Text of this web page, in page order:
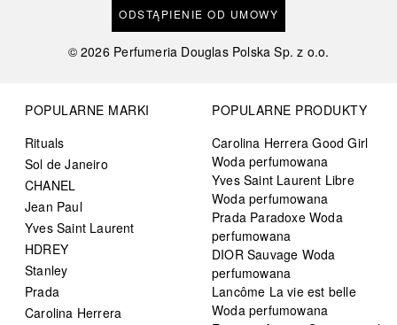
ODSTĄPIENIE OD UMOWY
©2026 Perfumeria Douglas Polska Sp. z o.o.
POPULARNE MARKI
Rituals
Sol de Janeiro
CHANEL
Jean Paul
Yves Saint Laurent
HDREY
Stanley
Prada
Carolina Herrera
POPULARNE PRODUKTY
Carolina Herrera Good Girl
Woda perfumowana
Yves Saint Laurent Libre
Woda perfumowana
Prada Paradoxe Woda
perfumowana
DIOR Sauvage Woda
perfumowana
Lancôme La vie est belle
Woda perfumowana